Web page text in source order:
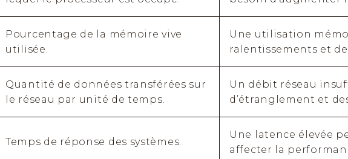
Pourcentage de la mémoire vive
utilisée.
Une utilisation
ralentissements et
Quantité de données transférées sur
le réseau par unité de temps.
Un débit réseau
d’étranglement et
Temps de réponse des systèmes.
Une latence élevée
affecter la